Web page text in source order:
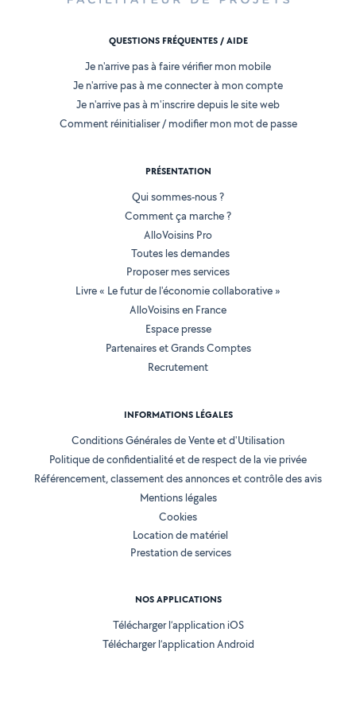
QUESTIONS FRÉQUENTES / AIDE
Je n'arrive pas à faire vérifier mon mobile
Je n'arrive pas à me connecter à mon compte
Je n'arrive pas à m'inscrire depuis le site web
Comment réinitialiser / modifier mon mot de passe
PRÉSENTATION
Qui sommes-nous ?
Comment ça marche ?
AlloVoisins Pro
Toutes les demandes
Proposer mes services
Livre « Le futur de l'économie collaborative »
AlloVoisins en France
Espace presse
Partenaires et Grands Comptes
Recrutement
INFORMATIONS LÉGALES
Conditions Générales de Vente et d'Utilisation
Politique de confidentialité et de respect de la vie privée
Référencement, classement des annonces et contrôle des avis
Mentions légales
Cookies
Location de matériel
Prestation de services
NOS APPLICATIONS
Télécharger l’application iOS
Télécharger l’application Android